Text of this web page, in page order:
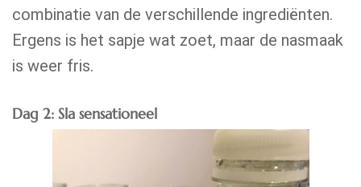
combinatie van de verschillende ingrediënten.
Ergens is het sapje wat zoet, maar de nasmaak
is weer fris.
Dag 2: Sla sensationeel